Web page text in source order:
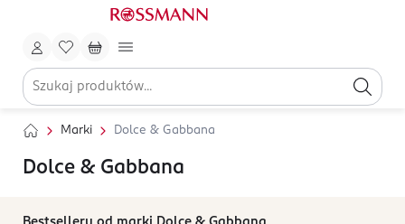
Marki Dolce & Gabbana
Dolce & Gabbana